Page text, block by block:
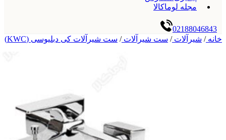
مجله لوماکالا
02188046843
خانه/ شیرآلات/ ست شیرآلات/ ست شیرآلات کی دبلیوسی (KWC)